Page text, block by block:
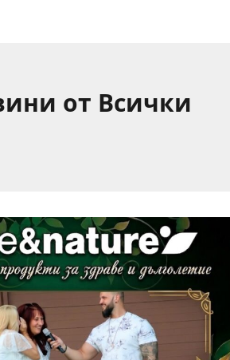
от Всички